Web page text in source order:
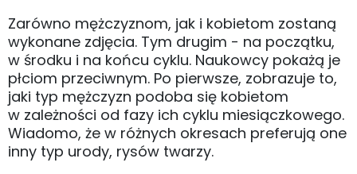
Zarówno mężczyznom, jak i kobietom zostaną
wykonane zdjęcia. Tym drugim - na początku,
w środku i na końcu cyklu. Naukowcy pokażą je
płciom przeciwnym. Po pierwsze, zobrazuje to,
jaki typ mężczyzn podoba się kobietom
w zależności od fazy ich cyklu miesiączkowego.
Wiadomo, że w różnych okresach preferują one
inny typ urody, rysów twarzy.